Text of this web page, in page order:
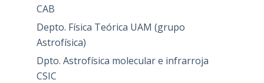
CAB
Depto. Física Teórica UAM (grupo
Astrofísica)
Dpto. Astrofísica molecular e infrarroja
CSIC